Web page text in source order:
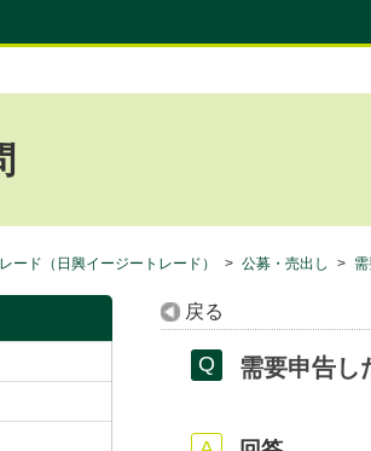
ード（日興イージートレード） > 公募・売出し >
戻る
需要申告し